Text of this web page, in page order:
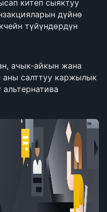
китеп сыяктуу
дүйнө
түйүндөрдүн
ачык-айкын жана
аны салттуу каржылык